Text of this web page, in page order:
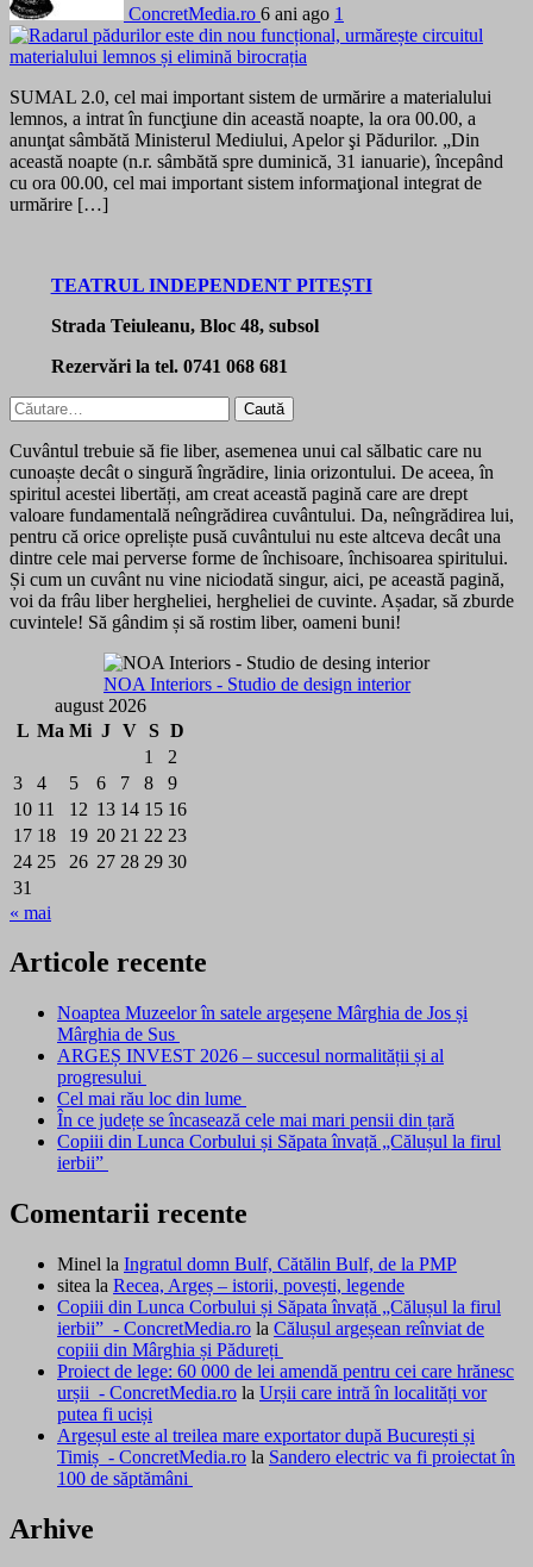
ConcretMedia.ro 6 ani ago 1
SUMAL 2.0, cel mai important sistem de urmărire a materialului
lemnos, a intrat în funcţiune din această noapte, la ora 00.00, a
anunţat sâmbătă Ministerul Mediului, Apelor şi Pădurilor. „Din
această noapte (n.r. sâmbătă spre duminică, 31 ianuarie), începând
cu ora 00.00, cel mai important sistem informaţional integrat de
urmărire […]
TEATRUL INDEPENDENT PITEȘTI
Strada Teiuleanu, Bloc 48, subsol
Rezervări la tel. 0741 068 681
Caută
după:
Cuvântul trebuie să fie liber, asemenea unui cal sălbatic care nu
cunoaște decât o singură îngrădire, linia orizontului. De aceea, în
spiritul acestei libertăți, am creat această pagină care are drept
valoare fundamentală neîngrădirea cuvântului. Da, neîngrădirea lui,
pentru că orice opreliște pusă cuvântului nu este altceva decât una
dintre cele mai perverse forme de închisoare, închisoarea spiritului.
Și cum un cuvânt nu vine niciodată singur, aici, pe această pagină,
voi da frâu liber hergheliei, hergheliei de cuvinte. Așadar, să zburde
cuvintele! Să gândim și să rostim liber, oameni buni!
NOA Interiors - Studio de design interior
august 2026
L Ma Mi J V S D
1
2
3
4 5 6 7 8
9
10 11 12 13 14 15 16
17 18 19 20 21 22 23
24 25 26 27 28 29 30
31
« mai
Articole recente
Noaptea Muzeelor în satele argeșene Mârghia de Jos și
Mârghia de Sus
ARGEȘ INVEST 2026 – succesul normalității și al
progresului
Cel mai rău loc din lume
În ce județe se încasează cele mai mari pensii din țară
Copiii din Lunca Corbului și Săpata învață „Călușul la firul
ierbii”
Comentarii recente
Minel la Ingratul domn Bulf, Cătălin Bulf, de la PMP
sitea la Recea, Argeș – istorii, povești, legende
Copiii din Lunca Corbului și Săpata învață „Călușul la firul
ierbii” - ConcretMedia.ro la Călușul argeșean reînviat de
copiii din Mârghia și Pădureți
Proiect de lege: 60 000 de lei amendă pentru cei care hrănesc
urșii - ConcretMedia.ro la Urșii care intră în localități vor
putea fi uciși
Argeșul este al treilea mare exportator după București și
Timiș - ConcretMedia.ro la Sandero electric va fi proiectat în
100 de săptămâni
Arhive